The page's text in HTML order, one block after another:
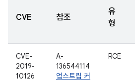
CVE 참조
유
형
CVE-
2019-
10126
A-
136544114
업스트림 커
RCE